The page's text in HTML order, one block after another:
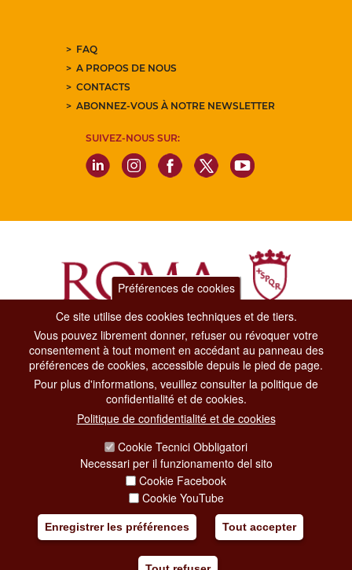
FAQ
A PROPOS DE NOUS
CONTACTS
ABONNEZ-VOUS À NOTRE NEWSLETTER
SUIVEZ-NOUS SUR:
Dipartimento Grandi Eventi, Sport, Turismo e Moda.
Via di San Basilio, 51
00187 Roma
CONTACT CENTER TEL. 06 06 08
CONTATTA LA REDAZIONE
SOCIAL MEDIA POLICY
Préférences de cookies
Ce site utilise des cookies techniques et de tiers.
Vous pouvez librement donner, refuser ou révoquer votre
consentement à tout moment en accédant au panneau des
préférences de cookies, accessible depuis le pied de page.
Pour plus d'informations, veuillez consulter la politique de
confidentialité et de cookies.
Politique de confidentialité et de cookies
Cookie Tecnici Obbligatori
Necessari per il funzionamento del sito
Cookie Facebook
Cookie YouTube
Enregistrer les préférences Tout accepter